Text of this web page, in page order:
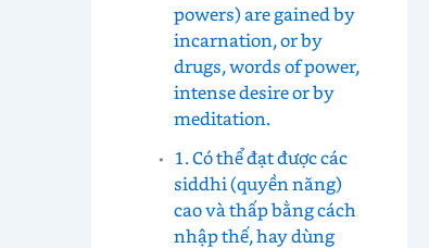
powers) are gained by
incarnation, or by
drugs, words of power,
intense desire or by
meditation.
1. Có thể đạt được các
siddhi (quyền năng)
cao và thấp bằng cách
nhập thế, hay dùng